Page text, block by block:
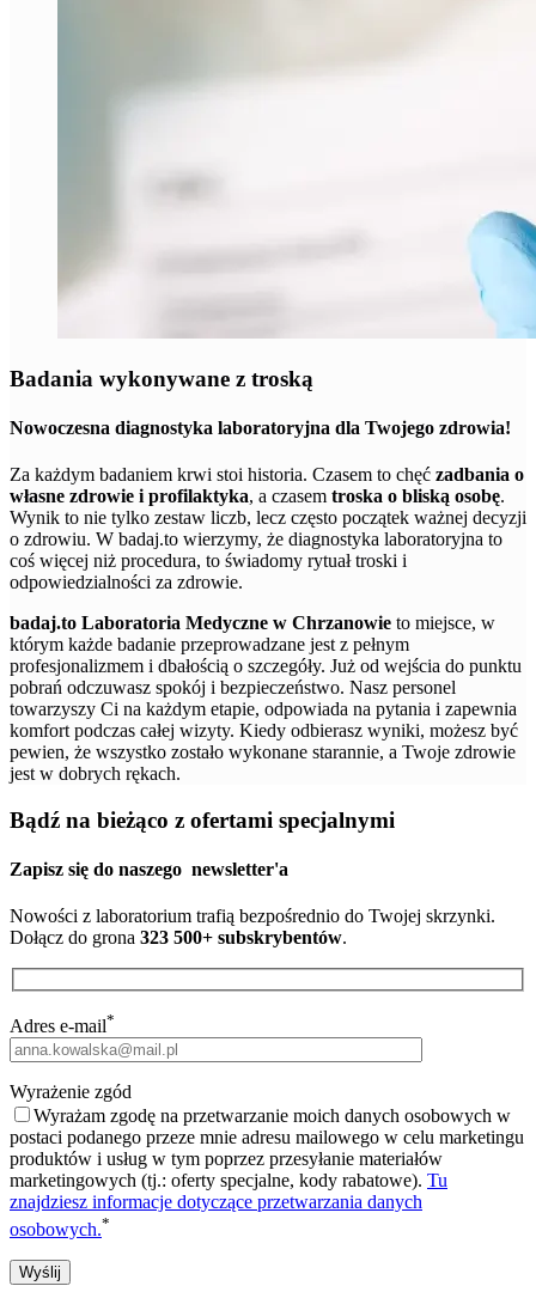
Badania wykonywane z troską
Nowoczesna diagnostyka laboratoryjna dla Twojego zdrowia!
Za każdym badaniem krwi stoi historia. Czasem to chęć zadbania o
własne zdrowie i profilaktyka, a czasem troska o bliską osobę.
Wynik to nie tylko zestaw liczb, lecz często początek ważnej decyzji
o zdrowiu. W badaj.to wierzymy, że diagnostyka laboratoryjna to
coś więcej niż procedura, to świadomy rytuał troski i
odpowiedzialności za zdrowie.
badaj.to Laboratoria Medyczne w Chrzanowie to miejsce, w
którym każde badanie przeprowadzane jest z pełnym
profesjonalizmem i dbałością o szczegóły. Już od wejścia do punktu
pobrań odczuwasz spokój i bezpieczeństwo. Nasz personel
towarzyszy Ci na każdym etapie, odpowiada na pytania i zapewnia
komfort podczas całej wizyty. Kiedy odbierasz wyniki, możesz być
pewien, że wszystko zostało wykonane starannie, a Twoje zdrowie
jest w dobrych rękach.
Bądź na bieżąco z ofertami specjalnymi
Zapisz się do naszego newsletter'a
Nowości z laboratorium trafią bezpośrednio do Twojej skrzynki.
Dołącz do grona 323 500+ subskrybentów.
Adres e-mail*
Wyrażenie zgód
Wyrażam zgodę na przetwarzanie moich danych osobowych w
postaci podanego przeze mnie adresu mailowego w celu marketingu
produktów i usług w tym poprzez przesyłanie materiałów
marketingowych (tj.: oferty specjalne, kody rabatowe). Tu
znajdziesz informacje dotyczące przetwarzania danych
osobowych.*